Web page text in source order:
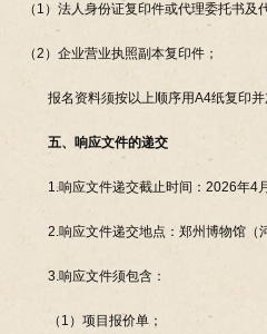
（1）法人身份证复印件或代理委托书及
（2）企业营业执照副本复印件；
报名资料须按以上顺序用A4纸复印并
五、 响应文件的递交
1.响应文件递交截止时间：2026年4
2.响应文件递交地点：郑州博物馆（
3.响应文件须包含：
（1）项目报价单；